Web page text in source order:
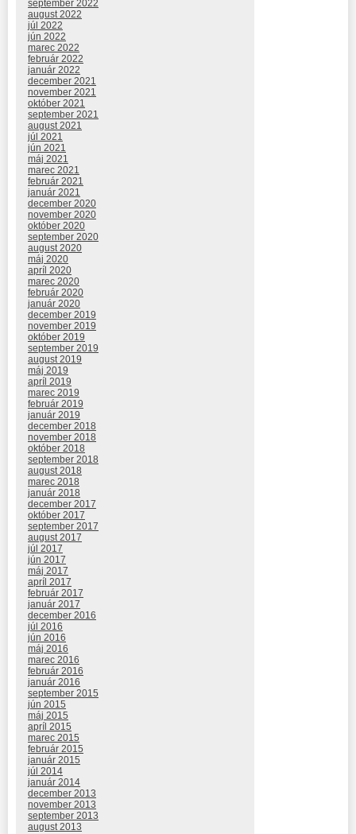
september 2022
august 2022
júl 2022
jún 2022
marec 2022
február 2022
január 2022
december 2021
november 2021
október 2021
september 2021
august 2021
júl 2021
jún 2021
máj 2021
marec 2021
február 2021
január 2021
december 2020
november 2020
október 2020
september 2020
august 2020
máj 2020
apríl 2020
marec 2020
február 2020
január 2020
december 2019
november 2019
október 2019
september 2019
august 2019
máj 2019
apríl 2019
marec 2019
február 2019
január 2019
december 2018
november 2018
október 2018
september 2018
august 2018
marec 2018
január 2018
december 2017
október 2017
september 2017
august 2017
júl 2017
jún 2017
máj 2017
apríl 2017
február 2017
január 2017
december 2016
júl 2016
jún 2016
máj 2016
marec 2016
február 2016
január 2016
september 2015
jún 2015
máj 2015
apríl 2015
marec 2015
február 2015
január 2015
júl 2014
január 2014
december 2013
november 2013
september 2013
august 2013